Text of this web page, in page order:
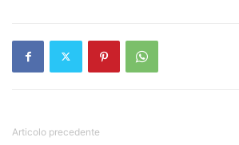
Articolo precedente